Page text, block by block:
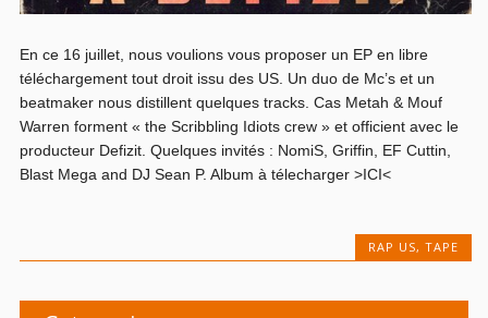
En ce 16 juillet, nous voulions vous proposer un EP en libre
téléchargement tout droit issu des US. Un duo de Mc’s et un
beatmaker nous distillent quelques tracks. Cas Metah & Mouf
Warren forment « the Scribbling Idiots crew » et officient avec le
producteur Defizit. Quelques invités : NomiS, Griffin, EF Cuttin,
Blast Mega and DJ Sean P. Album à télecharger >ICI<
RAP US, TAPE